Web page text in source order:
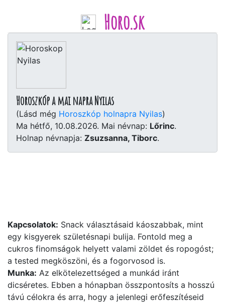
Horo.sk
Horoszkóp a mai napra Nyilas
(Lásd még Horoszkóp holnapra Nyilas)
Ma hétfő, 10.08.2026. Mai névnap: Lőrinc.
Holnap névnapja: Zsuzsanna, Tiborc.
Kapcsolatok: Snack választásaid káoszabbak, mint
egy kisgyerek születésnapi bulija. Fontold meg a
cukros finomságok helyett valami zöldet és ropogóst;
a tested megköszöni, és a fogorvosod is.
Munka: Az elkötelezettséged a munkád iránt
dicséretes. Ebben a hónapban összpontosíts a hosszú
távú célokra és arra, hogy a jelenlegi erőfeszítéseid